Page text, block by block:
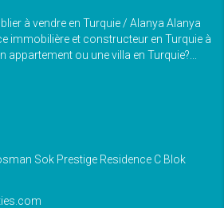
à vendre en Turquie / Alanya Alanya
immobilière et constructeur en Turquie à
ou une villa en Turquie?...
Sok Prestige Residence C Blok